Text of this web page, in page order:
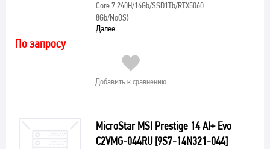
Core 7 240H/16Gb/SSD1Tb/RTX5060
8Gb/NoOS}
Далее...
По запросу
Добавить к сравнению
MicroStar MSI Prestige 14 AI+ Evo
C2VMG-044RU [9S7-14N321-044]